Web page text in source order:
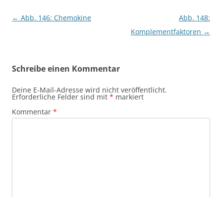
Beitragsnavigation
← Abb. 146: Chemokine
Abb. 148:
Komplementfaktoren →
Schreibe einen Kommentar
Deine E-Mail-Adresse wird nicht veröffentlicht.
Erforderliche Felder sind mit * markiert
Kommentar *